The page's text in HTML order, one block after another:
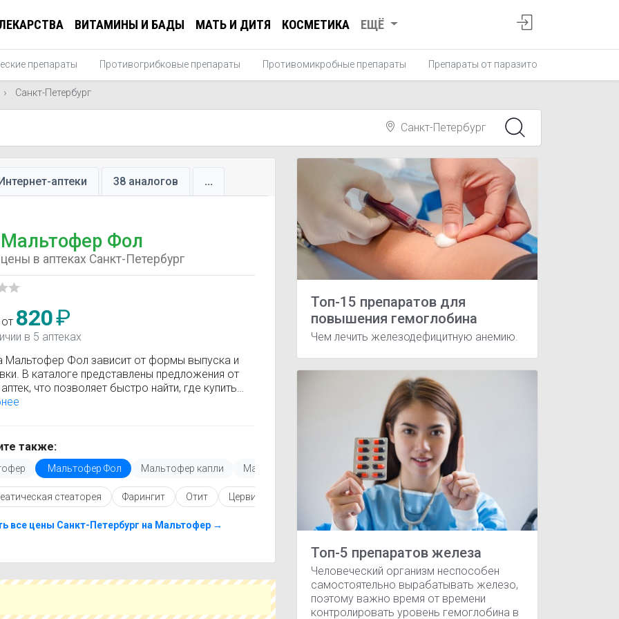
ВИТАМИНЫ И БАДЫ МАТЬ И ДИТЯ КОСМЕТИКА ЕЩЁ
препараты Противогрибковые препараты Противомикробные препараты Препараты от паразитов
Санкт-Петербург
Санкт-Петербург
аптеки 38 аналогов ...
Мальтофер Фол
цены в аптеках Санкт-Петербург
820₽
в 5 аптеках
Мальтофер Фол зависит от формы выпуска и
В каталоге представлены предложения от
что позволяет быстро найти, где купить
Фол по минимальной цене. Информация о
рекомендуется ознакомиться с
по применению, показаниями и
При необходимости вы можете
аналоги Мальтофер Фол с похожим
веществом или более доступной ценой.
свой город и сравните предложения. Это
также:
Мальтофер Фол Мальтофер капли Мальтофер сироп Мальтофер раствор Мальтофер таблетки
стеаторея Фарингит Отит Цервицит Инфекции нижних отделов дыхательных путей
все цены Санкт-Петербург на Мальтофер →
Топ-15 препаратов для
повышения гемоглобина
Чем лечить железодефицитную анемию.
Топ-5 препаратов железа
Человеческий организм неспособен
самостоятельно вырабатывать железо,
поэтому важно время от времени
контролировать уровень гемоглобина в